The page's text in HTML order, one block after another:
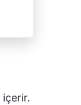
içerir.